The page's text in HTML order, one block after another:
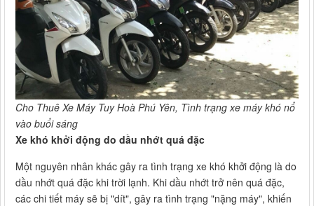
Cho Thuê Xe Máy Tuy Hoà Phú Yên, Tình trạng xe máy khó nổ
vào buổi sáng​​​​​​​
Xe khó khởi động do dầu nhớt quá đặc
Một nguyên nhân khác gây ra tình trạng xe khó khởi động là do
dầu nhớt quá đặc khi trời lạnh. Khi dầu nhớt trở nên quá đặc,
các chi tiết máy sẽ bị "dít", gây ra tình trạng "nặng máy", khiến